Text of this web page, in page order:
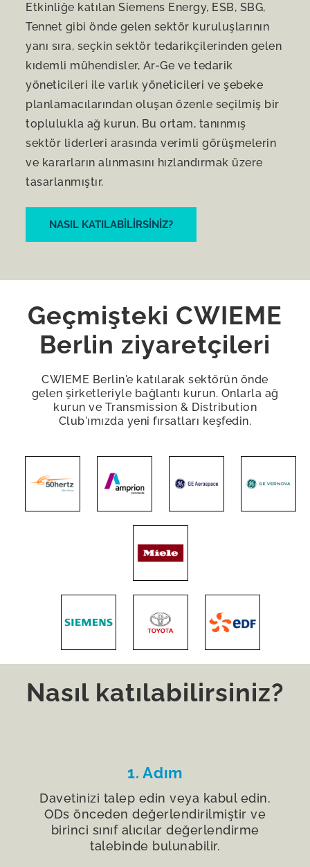
Etkinliğe katılan Siemens Energy, ESB, SBG,
Tennet gibi önde gelen sektör kuruluşlarının
yanı sıra, seçkin sektör tedarikçilerinden gelen
kıdemli mühendisler, Ar-Ge ve tedarik
yöneticileri ile varlık yöneticileri ve şebeke
planlamacılarından oluşan özenle seçilmiş bir
toplulukla ağ kurun. Bu ortam, tanınmış
sektör liderleri arasında verimli görüşmelerin
ve kararların alınmasını hızlandırmak üzere
tasarlanmıştır.
NASIL KATILABILIRSINIZ?
Geçmişteki CWIEME
Berlin ziyaretçileri
CWIEME Berlin'e katılarak sektörün önde
gelen şirketleriyle bağlantı kurun. Onlarla ağ
kurun ve Transmission & Distribution
Club'ımızda yeni fırsatları keşfedin.
Nasıl katılabilirsiniz?
1. Adım
Davetinizi talep edin veya kabul edin.
ODs önceden değerlendirilmiştir ve
birinci sınıf alıcılar değerlendirme
talebinde bulunabilir.